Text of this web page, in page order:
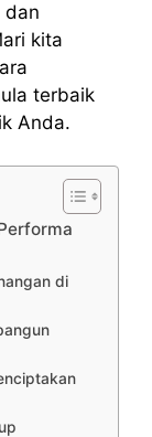
dan
kita
terbaik
Anda.
di